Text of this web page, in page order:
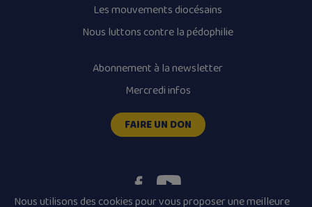
Les mouvements diocésains
Nous luttons contre la pédophilie
Abonnement à la newsletter
Mercredi infos
FAIRE UN DON
Nous utilisons des cookies pour vous proposer une meilleure